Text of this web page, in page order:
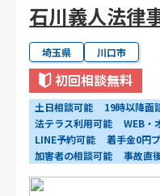
石川義人法律
埼玉県 川口市
初回相談無料
土日相談可能 19時以降面
法テラス利用可能
WEB・
LINE予約可能
着手金0円
加害者の相談可能
事故直